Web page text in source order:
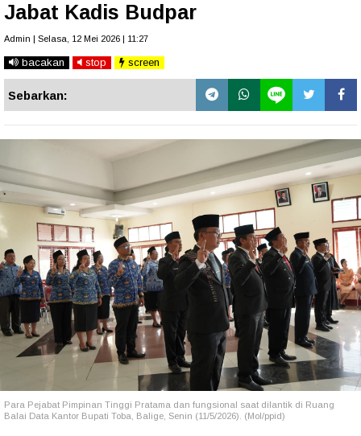
Jabat Kadis Budpar
Admin | Selasa, 12 Mei 2026 | 11:27
bacakan stop screen
Sebarkan:
Para Pejabat Pimpinan Tinggi Pratama dan fungsional saat dilantik di Ruang
Balai Data Kantor Bupati Toba, Balige, Senin (11/5/2026). (Mol/ppid)